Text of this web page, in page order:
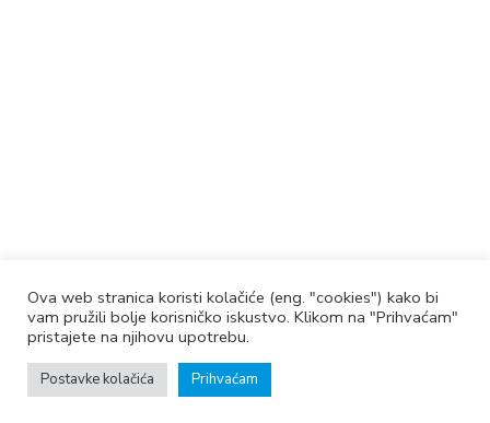
Ova web stranica koristi kolačiće (eng. "cookies") kako bi
vam pružili bolje korisničko iskustvo. Klikom na "Prihvaćam"
pristajete na njihovu upotrebu.
Postavke kolačića Prihvaćam